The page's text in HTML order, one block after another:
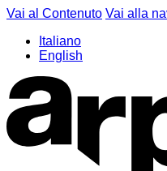
Vai al Contenuto Vai alla
Italiano
English